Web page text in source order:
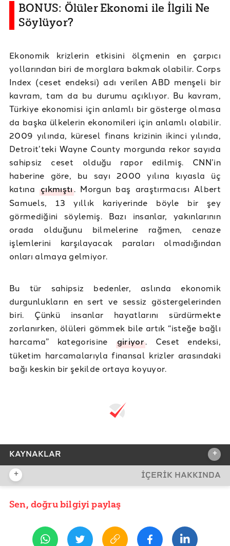
BONUS: Ölüler Ekonomi ile İlgili Ne
Söylüyor?
Ekonomik krizlerin etkisini ölçmenin en çarpıcı
yollarından biri de morglara bakmak olabilir. Corps
Index (ceset endeksi) adı verilen ABD menşeli bir
kavram, tam da bu durumu açıklıyor. Bu kavram,
Türkiye ekonomisi için anlamlı bir gösterge olmasa
da başka ülkelerin ekonomileri için anlamlı olabilir.
2009 yılında, küresel finans krizinin ikinci yılında,
Detroit’teki Wayne County morgunda rekor sayıda
sahipsiz ceset olduğu rapor edilmiş. CNN’in
haberine göre, bu sayı 2000 yılına kıyasla üç
katınaçıkmıştı. Morgun baş araştırmacısı Albert
Samuels, 13 yıllık kariyerinde böyle bir şey
görmediğini söylemiş. Bazı insanlar, yakınlarının
orada olduğunu bilmelerine rağmen, cenaze
işlemlerini karşılayacak paraları olmadığından
onları almaya gelmiyor.
Bu tür sahipsiz bedenler, aslında ekonomik
durgunlukların en sert ve sessiz göstergelerinden
biri. Çünkü insanlar hayatlarını sürdürmekte
zorlanırken, ölüleri gömmek bile artık “isteğe bağlı
harcama” kategorisine giriyor. Ceset endeksi,
tüketim harcamalarıyla finansal krizler arasındaki
bağı keskin bir şekilde ortaya koyuyor.
KAYNAKLAR +
REFERANSLAR
Chase - What is the lipstick index?
look at women’s lips
+ İÇERİK HAKKINDA
YAYIN TARİHİ
Sen, doğru bilgiyi paylaş